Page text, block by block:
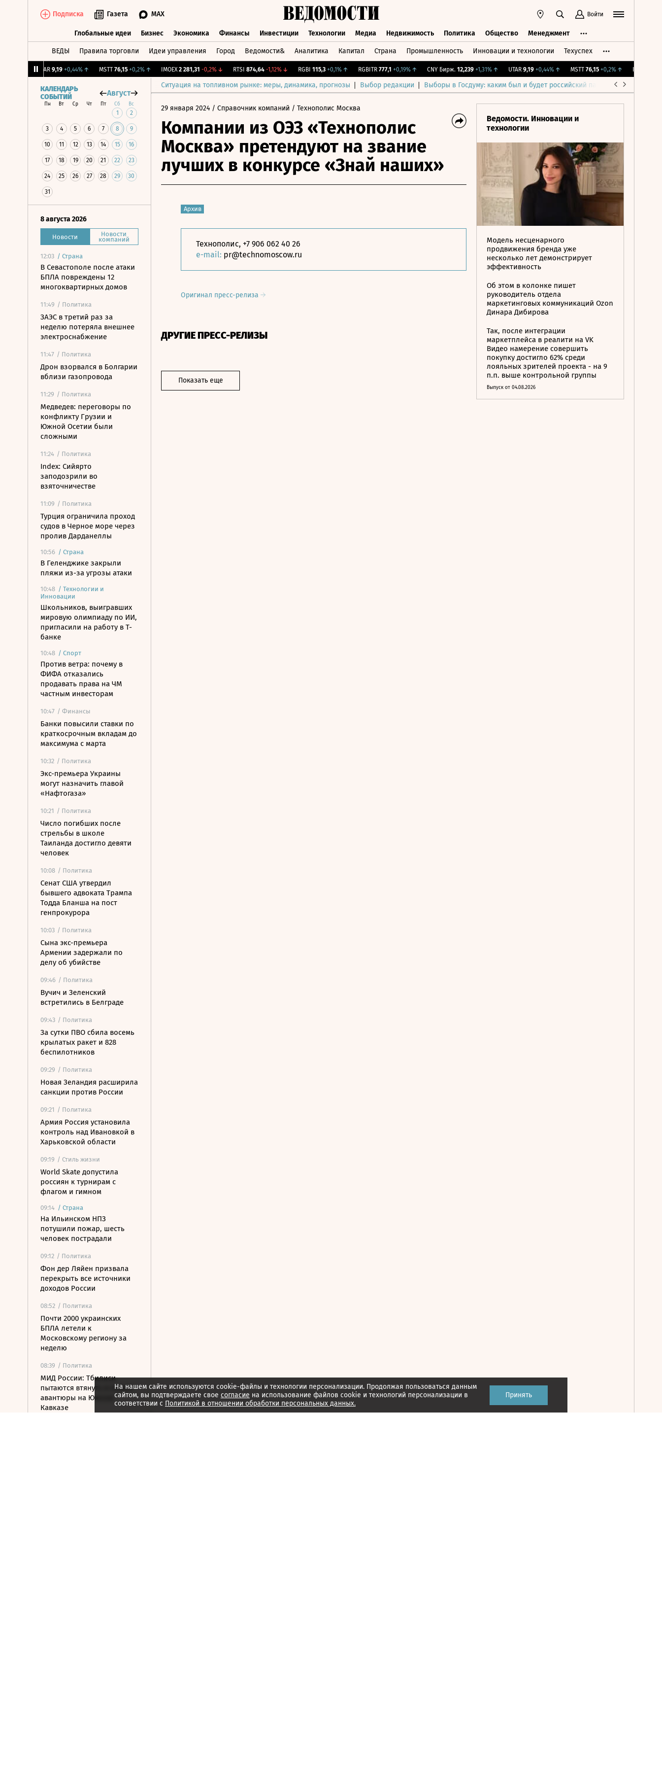
Подписка Газета MAX Войти
Глобальные идеи Бизнес Экономика Финансы Инвестиции Технологии Медиа Недвижимость Политика Общество Менеджмент
ВЕДЫ Правила торговли Идеи управления Город Ведомости& Аналитика Капитал Страна Промышленность Инновации и технологии Техуспех
9,19 +0,44%↑ MSTT 76,15 +0,2%↑ IMOEX 2 281,31 -0,2%↓ RTSI 874,64 -1,12% ↓ RGBI 115,3 +0,1% ↑ RGBITR 777,1 +0,19% ↑ CNY Бирж. 12,239 +1,31%↑ UTAR 9,19 +0,44%↑ MSTT 76,15 +0,2%↑
Ситуация на топливном рынке: меры, динамика, прогнозы Выбор редакции Выборы в Госдуму: каким был и будет российский парламент
КАЛЕНДАРЬ
СОБЫТИЙ
Август
Пн Вт Ср Чт Пт Сб Вс
1 2
3 4 5 6 7 8 9
10 11 12 13 14 15 16
17 18 19 20 21 22 23
24 25 26 27 28 29 30
31
8 августа 2026
Новости Новости
компаний
12:03 / Страна
В Севастополе после атаки
БПЛА повреждены 12
многоквартирных домов
11:49 / Политика
ЗАЭС в третий раз за
неделю потеряла внешнее
электроснабжение
11:47 / Политика
Дрон взорвался в Болгарии
вблизи газопровода
11:29 / Политика
Медведев: переговоры по
конфликту Грузии и
Южной Осетии были
сложными
11:24 / Политика
Index: Сийярто
заподозрили во
взяточничестве
11:09 / Политика
Турция ограничила проход
судов в Черное море через
пролив Дарданеллы
10:56 / Страна
В Геленджике закрыли
пляжи из-за угрозы атаки
10:48 / Технологии и
Инновации
Школьников, выигравших
мировую олимпиаду по ИИ,
пригласили на работу в Т-
банке
10:48 / Спорт
Против ветра: почему в
ФИФА отказались
продавать права на ЧМ
частным инвесторам
10:47 / Финансы
Банки повысили ставки по
краткосрочным вкладам до
максимума с марта
10:32 / Политика
Экс-премьера Украины
могут назначить главой
«Нафтогаза»
10:21 / Политика
Число погибших после
стрельбы в школе
Таиланда достигло девяти
человек
10:08 / Политика
Сенат США утвердил
бывшего адвоката Трампа
Тодда Бланша на пост
генпрокурора
10:03 / Политика
Сына экс-премьера
Армении задержали по
делу об убийстве
09:46 / Политика
Вучич и Зеленский
встретились в Белграде
09:43 / Политика
За сутки ПВО сбила восемь
крылатых ракет и 828
беспилотников
09:29 / Политика
Новая Зеландия расширила
санкции против России
09:21 / Политика
Армия Россия установила
контроль над Ивановкой в
Харьковской области
09:19 / Стиль жизни
World Skate допустила
россиян к турнирам с
флагом и гимном
09:14 / Страна
На Ильинском НПЗ
потушили пожар, шесть
человек пострадали
09:12 / Политика
Фон дер Ляйен призвала
перекрыть все источники
доходов России
08:52 / Политика
Почти 2000 украинских
БПЛА летели к
Московскому региону за
неделю
08:39 / Политика
МИД России: Тбилиси
пытаются втянуть в новые
авантюры на Южном
Кавказе
29 января 2024 / Справочник компаний / Технополис Москва
Компании из ОЭЗ «Технополис
Москва» претендуют на звание
лучших в конкурсе «Знай наших»
Архив
Технополис, +7 906 062 40 26
e-mail: pr@technomoscow.ru
Оригинал пресс-релиза
ДРУГИЕ ПРЕСС-РЕЛИЗЫ
Показать еще
Ведомости. Инновации и
технологии
Модель несценарного
продвижения бренда уже
несколько лет демонстрирует
эффективность
Об этом в колонке пишет
руководитель отдела
маркетинговых коммуникаций Ozon
Динара Дибирова
Так, после интеграции
маркетплейса в реалити на VK
Видео намерение совершить
покупку достигло 62% среди
лояльных зрителей проекта - на 9
п.п. выше контрольной группы
Выпуск от 04.08.2026
На нашем сайте используются cookie-файлы и технологии персонализации. Продолжая пользоваться данным
сайтом, вы подтверждаете свое согласие на использование файлов cookie и технологий персонализации в
соответствии с Политикой в отношении обработки персональных данных.
Принять